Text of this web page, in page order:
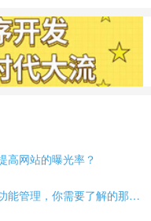
高网站的曝光率？
网站功能管理，你需要了解的那些事儿